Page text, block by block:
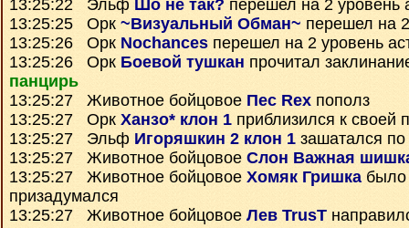
13:25:22 Эльф Шо не так? перешел на 2 уровень
13:25:25 Орк ~Визуальный Обман~ перешел на
13:25:26 Орк Nochances перешел на 2 уровень
13:25:26 Орк Боевой тушкан прочитал
панцирь
13:25:27 Животное бойцовое Пес Rex пополз
13:25:27 Орк Ханзо* клон 1 приблизился к своей
13:25:27 Эльф Игоряшкин 2 клон 1 зашатался
13:25:27 Животное бойцовое Слон Важная
13:25:27 Животное бойцовое Хомяк Гришкабыло
призадумался
13:25:27 Животное бойцовое Лев TrusT